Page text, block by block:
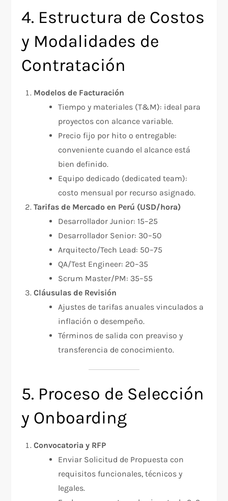
4. Estructura de Costos
y Modalidades de
Contratación
Modelos de Facturación
Tiempo y materiales (T&M): ideal para
proyectos con alcance variable.
Precio fijo por hito o entregable:
conveniente cuando el alcance está
bien definido.
Equipo dedicado (dedicated team):
costo mensual por recurso asignado.
Tarifas de Mercado en Perú (USD/hora)
Desarrollador Junior: 15–25
Desarrollador Senior: 30–50
Arquitecto/Tech Lead: 50–75
QA/Test Engineer: 20–35
Scrum Master/PM: 35–55
Cláusulas de Revisión
Ajustes de tarifas anuales vinculados a
inflación o desempeño.
Términos de salida con preaviso y
transferencia de conocimiento.
5. Proceso de Selección
y Onboarding
Convocatoria y RFP
Enviar Solicitud de Propuesta con
requisitos funcionales, técnicos y
legales.